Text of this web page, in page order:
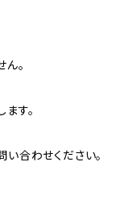
。
す。
合わせください。